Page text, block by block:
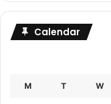
Calendar
M T W